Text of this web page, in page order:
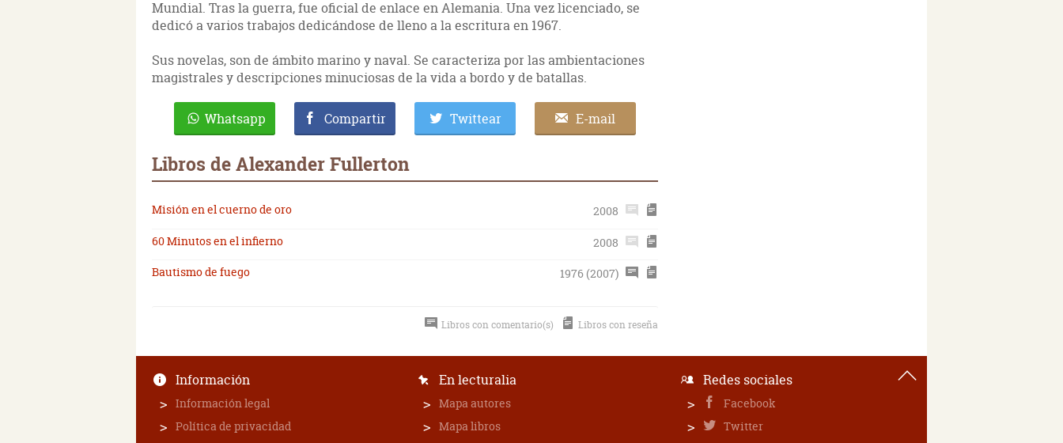
Mundial. Tras la guerra, fue oficial de enlace en Alemania. Una vez licenciado, se
dedicó a varios trabajos dedicándose de lleno a la escritura en 1967.
Sus novelas, son de ámbito marino y naval. Se caracteriza por las ambientaciones
magistrales y descripciones minuciosas de la vida a bordo y de batallas.
Whatsapp Compartir Twittear E-mail
Libros de Alexander Fullerton
Misión en el cuerno de oro
2008
60 Minutos en el infierno
2008
Bautismo de fuego
1976 (2007)
Libros con comentario(s) Libros con reseña
Información
Información legal
Política de privacidad
En lecturalia
Mapa autores
Mapa libros
Redes sociales
Facebook
Twitter